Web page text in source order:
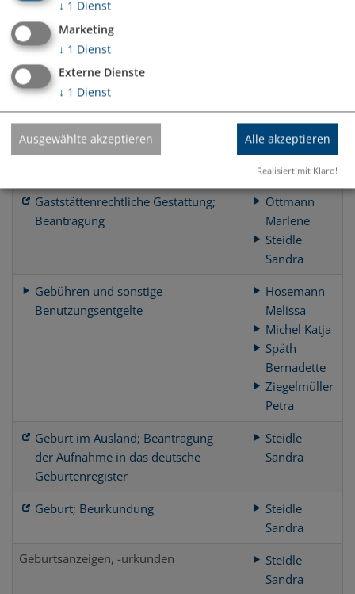
Fundsachen
Ottmann
Marlene
Schlipf
Martina
Gaststättenrechtliche Gestattung;
Beantragung
Ottmann
Marlene
Steidle
Sandra
Gebühren und sonstige
Benutzungsentgelte
Hosemann
Melissa
Michel Katja
Späth
Bernadette
Ziegelmüller
Petra
Geburt im Ausland; Beantragung
der Aufnahme in das deutsche
Geburtenregister
Steidle
Sandra
Geburt; Beurkundung
Steidle
Sandra
Geburtsanzeigen, -urkunden
Steidle
Sandra
↓ 1 Dienst
Marketing
↓ 1 Dienst
Externe Dienste
↓ 1 Dienst
Ausgewählte akzeptieren Alle akzeptieren
Realisiert mit Klaro!